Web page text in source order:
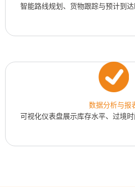
智能路线规划、货物跟踪与预计到
数据分析与报
可视化仪表盘展示库存水平、过境